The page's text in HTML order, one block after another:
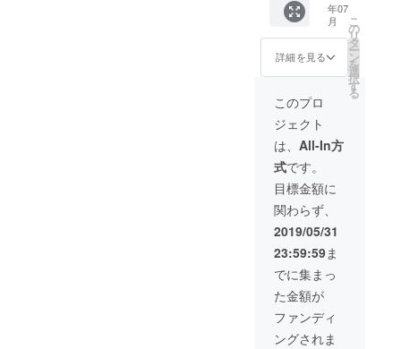
遅れる
可能性
いま
す。 ※
の価格
となり
ます。
す。 ※
送料込
の価格
となり
詳細：
・万年
筆1点
・カー
ドリッ
ジ1セッ
ト（6本
入り）
・ケー
ス1点
・日本
語取扱
説明書
×1枚 ※
ペン先
はEF、
Fから選
択可能
で、色
は花梨
と黒檀
から選
択可能
です。
年07
月
詳細を見る
こ
の
リ
タ
ー
ン
を
選
択
す
る
このプロ
ジェクト
は、 All-In方
式です。
目標金額に
関わらず、
2019/05/31
23:59:59ま
でに集まっ
た金額が
ファンディ
ングされま